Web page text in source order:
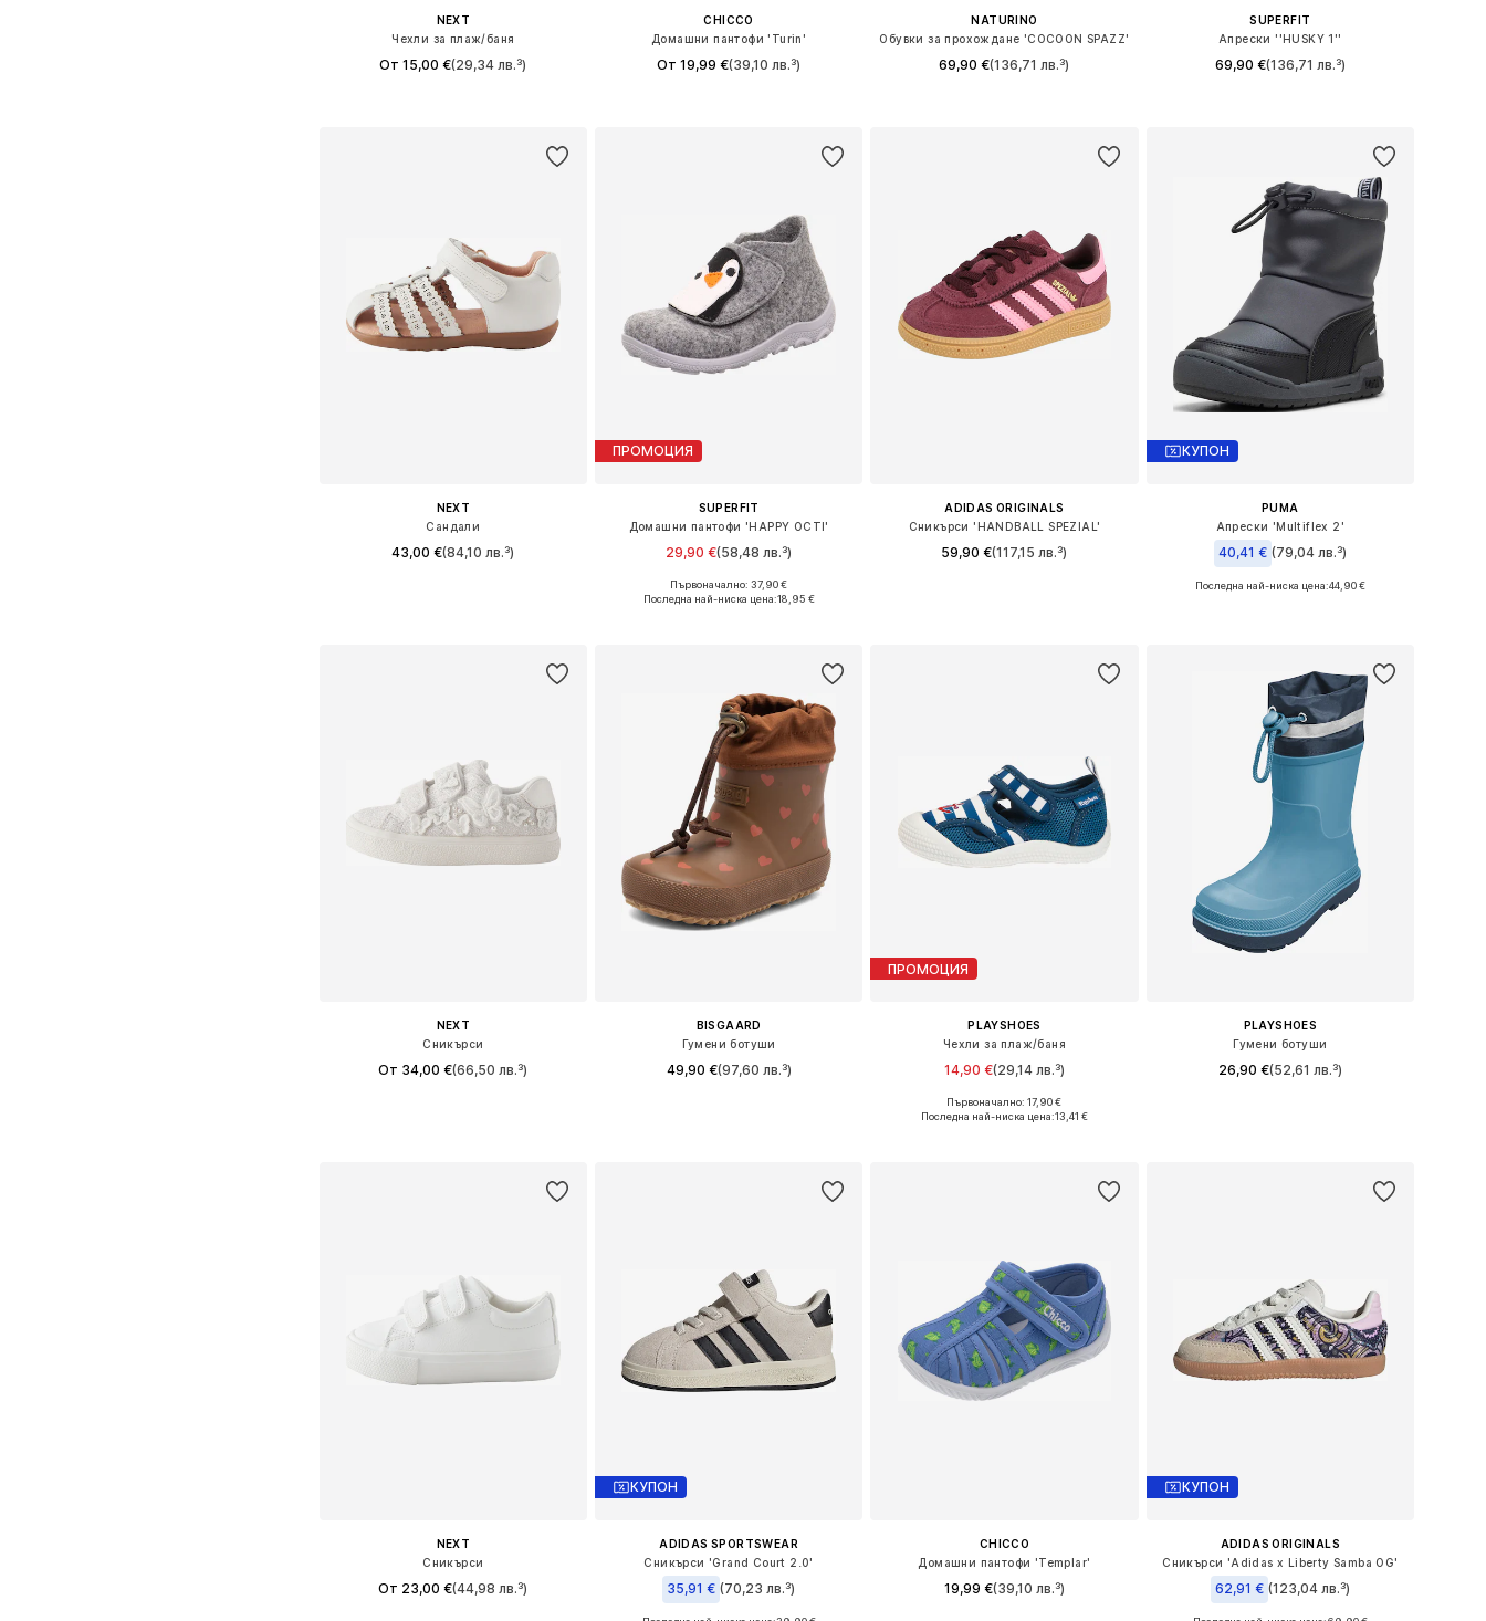
NEXT
Чехли за плаж/баня
От 15,00 €(29,34 лв.³)
CHICCO
Домашни пантофи 'Turin'
От 19,99 €(39,10 лв.³)
NATURINO
Обувки за прохождане 'COCOON SPAZZ'
69,90 €(136,71 лв.³)
SUPERFIT
Апрески ''HUSKY 1''
69,90 €(136,71 лв.³)
NEXT
Сандали
43,00 €(84,10 лв.³)
ПРОМОЦИЯ
SUPERFIT
Домашни пантофи 'HAPPY OCTI'
29,90 €(58,48 лв.³)
+3
Предлага се в много размери
Първоначално: 37,90 €
Последна най-ниска цена:18,95 €
ADIDAS ORIGINALS
Сникърси 'HANDBALL SPEZIAL'
59,90 €(117,15 лв.³)
КУПОН
PUMA
Апрески 'Multiflex 2'
40,41 € (79,04 лв.³)
Предлага се в много размери
Последна най-ниска цена:44,90 €
NEXT
Сникърси
От 34,00 €(66,50 лв.³)
BISGAARD
Гумени ботуши
49,90 €(97,60 лв.³)
ПРОМОЦИЯ
PLAYSHOES
Чехли за плаж/баня
14,90 €(29,14 лв.³)
Предлага се в много размери
Първоначално: 17,90 €
Последна най-ниска цена:13,41 €
PLAYSHOES
Гумени ботуши
26,90 €(52,61 лв.³)
NEXT
Сникърси
От 23,00 €(44,98 лв.³)
КУПОН
ADIDAS SPORTSWEAR
Сникърси 'Grand Court 2.0'
35,91 € (70,23 лв.³)
CHICCO
Домашни пантофи 'Templar'
19,99 €(39,10 лв.³)
КУПОН
ADIDAS ORIGINALS
Сникърси 'Adidas x Liberty Samba OG'
62,91 € (123,04 лв.³)